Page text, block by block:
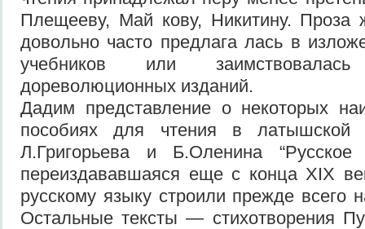
Плещееву, Май кову, Никитину. Проза
довольно часто предлага лась в
учебников или
дореволюционных изданий.
Дадим представление о некоторых
пособиях для чтения в латышской
Л.Григорьева и Б.Оленина “Русское
переиздававшаяся еще с конца XIX
русскому языку строили прежде всего
Остальные тексты — стихотворения